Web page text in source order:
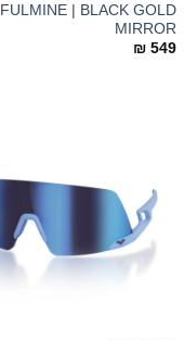
FULMINE | BLACK GOLD
MIRROR
₪ 549